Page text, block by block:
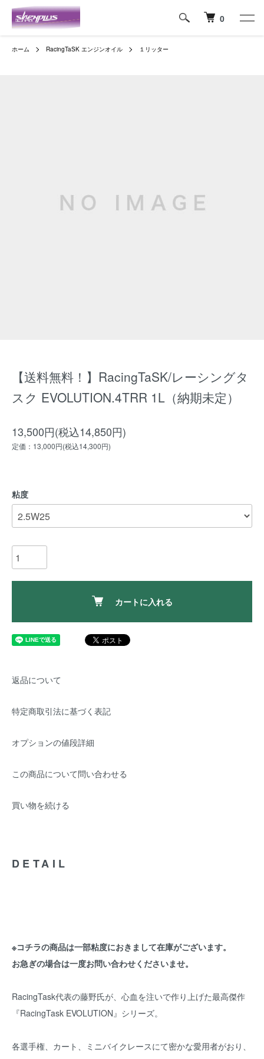
0
ホーム RacingTaSK エンジンオイル １リッター
【送料無料！】RacingTaSK/レーシングタ
スク EVOLUTION.4TRR 1L（納期未定）
13,500円(税込14,850円)
定価：13,000円(税込14,300円)
粘度
カートに入れる
返品について
特定商取引法に基づく表記
オプションの値段詳細
この商品について問い合わせる
買い物を続ける
DETAIL
※コチラの商品は一部粘度におきまして在庫がございます。
お急ぎの場合は一度お問い合わせくださいませ。
RacingTask代表の藤野氏が、心血を注いで作り上げた最高傑作
『RacingTask EVOLUTION』シリーズ。
各選手権、カート、ミニバイクレースにて密かな愛用者がおり、